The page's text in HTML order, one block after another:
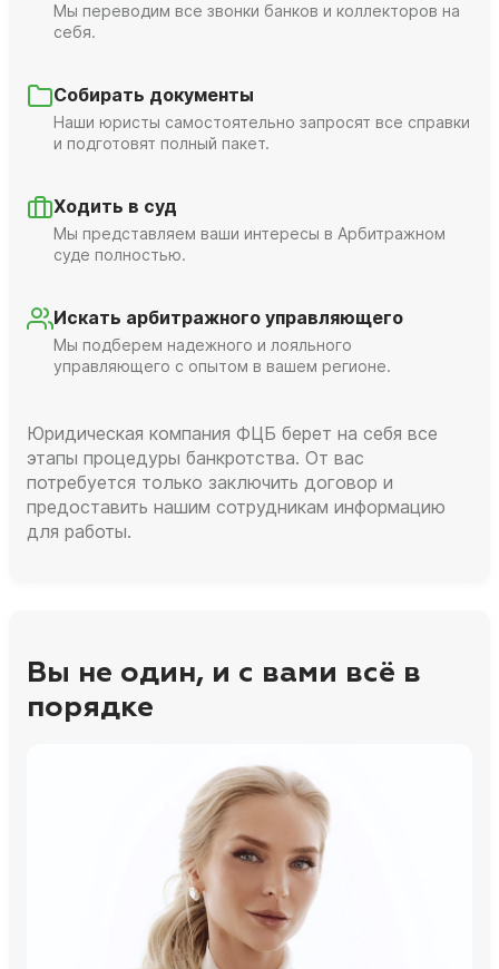
Мы переводим все звонки банков и коллекторов на
себя.
Собирать документы
Наши юристы самостоятельно запросят все справки
и подготовят полный пакет.
Ходить в суд
Мы представляем ваши интересы в Арбитражном
суде полностью.
Искать арбитражного управляющего
Мы подберем надежного и лояльного
управляющего с опытом в вашем регионе.
Юридическая компания ФЦБ берет на себя все
этапы процедуры банкротства. От вас
потребуется только заключить договор и
предоставить нашим сотрудникам информацию
для работы.
Вы не один, и с вами всё в
порядке